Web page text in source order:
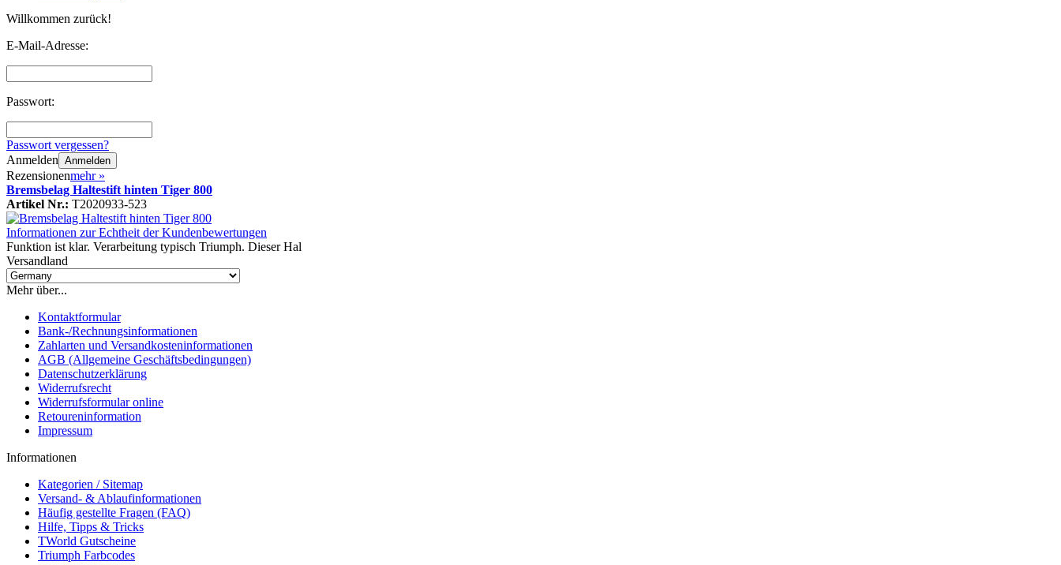
Willkommen zurück!
E-Mail-Adresse:
Passwort:
Passwort vergessen?
Anmelden Anmelden
Rezensionenmehr »
Bremsbelag Haltestift hinten Tiger 800
Artikel Nr.: T2020933-523
Informationen zur Echtheit der Kundenbewertungen
Funktion ist klar. Verarbeitung typisch Triumph. Dieser Hal
Versandland
Mehr über...
Kontaktformular
Bank-/Rechnungsinformationen
Zahlarten und Versandkosteninformationen
AGB (Allgemeine Geschäftsbedingungen)
Datenschutzerklärung
Widerrufsrecht
Widerrufsformular online
Retoureninformation
Impressum
Informationen
Kategorien / Sitemap
Versand- & Ablaufinformationen
Häufig gestellte Fragen (FAQ)
Hilfe, Tipps & Tricks
TWorld Gutscheine
Triumph Farbcodes